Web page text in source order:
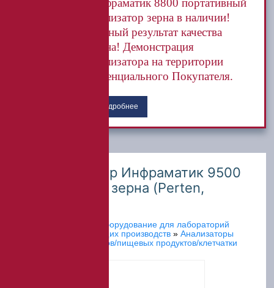
Инфраматик 8800 портативный
анализатор зерна в наличии!
Точный результат качества
зерна! Демонстрация
анализатора на территории
потенциального Покупателя.
Подробнее
ИК-анализатор Инфраматик 9500
для цельного зерна (Perten,
Оборудование для лабораторий
зерноперерабатывающих производств » Анализаторы
зерна/муки/комбикормов/пищевых продуктов/клетчатки